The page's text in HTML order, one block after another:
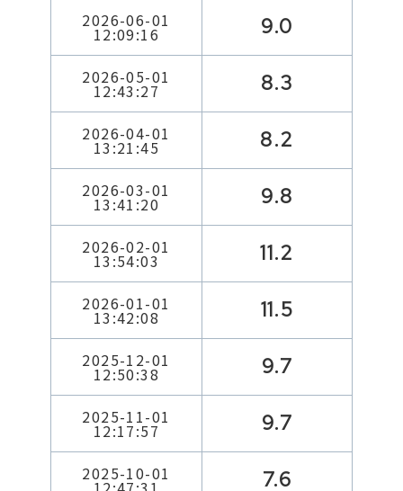
2026-06-01
12:09:16 9.0
2026-05-01
12:43:27 8.3
2026-04-01
13:21:45 8.2
2026-03-01
13:41:20 9.8
2026-02-01
13:54:03 11.2
2026-01-01
13:42:08 11.5
2025-12-01
12:50:38 9.7
2025-11-01
12:17:57 9.7
2025-10-01 7.6